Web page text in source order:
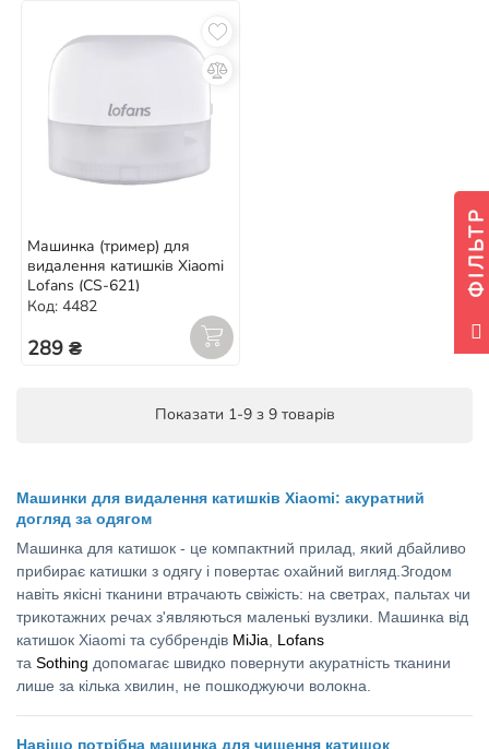
Машинка (тример) для
видалення катишків Xiaomi
Lofans (CS-621)
Код: 4482
289 ₴
Показати 1-9 з 9 товарів
Машинки для видалення катишків Xiaomi: акуратний
догляд за одягом
Машинка для катишок - це компактний прилад, який дбайливо
прибирає катишки з одягу і повертає охайний вигляд.Згодом
навіть якісні тканини втрачають свіжість: на светрах, пальтах чи
трикотажних речах з'являються маленькі вузлики. Машинка від
катишок Xiaomi та суббрендів MiJia
Lofans
та Sothing допомагає швидко повернути акуратність тканини
лише за кілька хвилин, не пошкоджуючи волокна.
Навіщо потрібна машинка для чищення катишок
ФІЛЬТР